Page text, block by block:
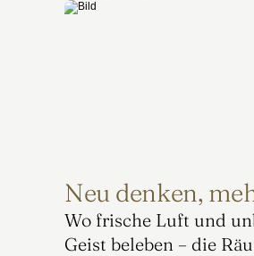
Neu denken,
Wo frische Luft und
Geist beleben – die